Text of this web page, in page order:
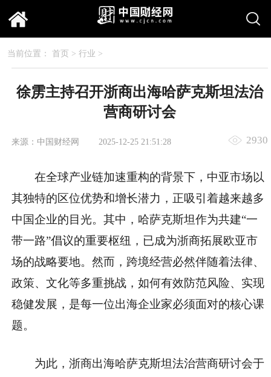
当前位置： 首页 > 行业 >
徐雳主持召开浙商出海哈萨克斯坦法治
营商研讨会
来源：中国财经网 2025-12-25 21:51:28 2930
在全球产业链加速重构的背景下，中亚市场以
其独特的区位优势和增长潜力，正吸引着越来越多
中国企业的目光。其中，哈萨克斯坦作为共建“一
带一路”倡议的重要枢纽，已成为浙商拓展欧亚市
场的战略要地。然而，跨境经营必然伴随着法律、
政策、文化等多重挑战，如何有效防范风险、实现
稳健发展，是每一位出海企业家必须面对的核心课
题。
为此，浙商出海哈萨克斯坦法治营商研讨会于